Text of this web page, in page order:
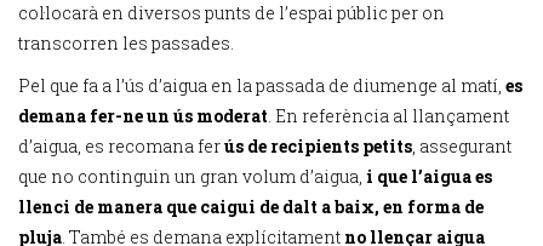
col·locarà en diversos punts de l’espai públic per on
transcorren les passades.
Pel que fa a l’ús d’aigua en la passada de diumenge al matí, es
demana fer-ne un ús moderat. En referència al llançament
d’aigua, es recomana ferús de recipients petits, assegurant
que no continguin un gran volum d’aigua, i que l’aigua es
llenci de manera que caigui de dalt a baix, en forma de
pluja. També es demana explícitament no llençar aigua